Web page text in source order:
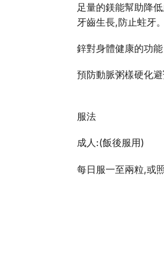
足量的鎂能幫助降
牙齒生長,防止蛀牙
鋅對身體健康的功能
預防動脈粥樣硬化
服法
成人:(飯後服用)
每日服一至兩粒,或